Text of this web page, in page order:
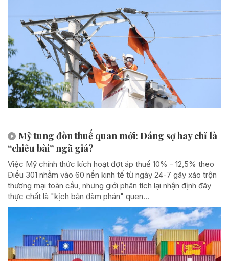
Mỹ tung đòn thuế quan mới: Đáng sợ hay chỉ là
“chiêu bài” ngã giá?
Việc Mỹ chính thức kích hoạt đợt áp thuế 10% - 12,5% theo
Điều 301 nhằm vào 60 nền kinh tế từ ngày 24-7 gây xáo trộn
thương mại toàn cầu, nhưng giới phân tích lại nhận định đây
thực chất là "kịch bản đàm phán" quen...